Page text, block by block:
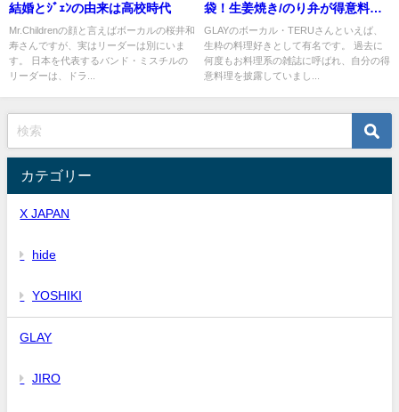
結婚とｼﾞｪﾝの由来は高校時代
Mr.Childrenの顔と言えばボーカルの桜井和
寿さんですが、実はリーダーは別にいま
す。 日本を代表するバンド・ミスチルの
リーダーは、ドラ...
袋！生姜焼き/のり弁が得意料理
のおじさん
GLAYのボーカル・TERUさんといえば、
生粋の料理好きとして有名です。 過去に
何度もお料理系の雑誌に呼ばれ、自分の得
意料理を披露していまし...
カテゴリー
X JAPAN
hide
YOSHIKI
GLAY
JIRO